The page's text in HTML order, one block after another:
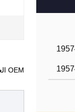
OEM العلامة الخاصة ألمانيا استيراد الأصلي Microblading صبغة حبر الوشم صبغة حبر الوشم الحاجب